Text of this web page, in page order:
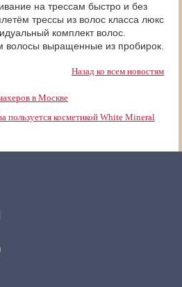
на трессам быстро и без
трессы из волос класса люкс
комплект волос.
волосы выращенные из пробирок.
Назад ко всем новостям
в Москве
пользуется косметикой White Mineral